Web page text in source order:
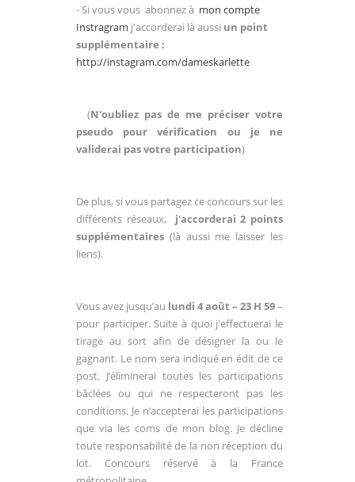
- Si vous vous abonnez à mon compte
Instragram j'accorderai là aussi un point
supplémentaire :
http://instagram.com/dameskarlette
(N'oubliez pas de me préciser votre
pseudo pour vérification ou je ne
validerai pas votre participation)
De plus, si vous partagez ce concours sur les
différents réseaux, j'accorderai 2 points
supplémentaires (là aussi me laisser les
liens).
Vous avez jusqu’au lundi 4 août – 23 H 59–
pour participer. Suite à quoi j'effectuerai le
tirage au sort afin de désigner la ou le
gagnant. Le nom sera indiqué en édit de ce
post. J’éliminerai toutes les participations
bâclées ou qui ne respecteront pas les
conditions. Je n’accepterai les participations
que via les coms de mon blog. Je décline
toute responsabilité de la non réception du
lot. Concours réservé à la France